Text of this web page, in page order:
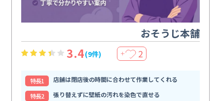
おそうじ本舗
3.4(9件) ＋ 2
特⻑1
店舗は閉店後の時間に合わせて作業してくれる
特⻑2
張り替えずに壁紙の汚れを染色で直せる